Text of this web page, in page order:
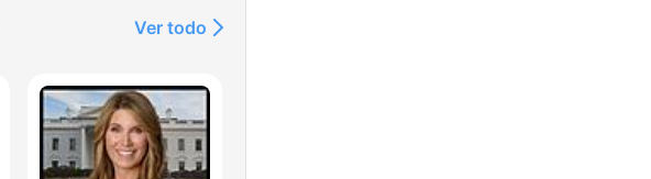
Ver todo